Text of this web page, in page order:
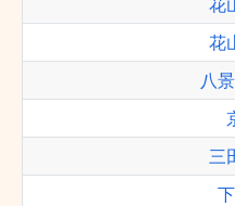
花
花
八
三